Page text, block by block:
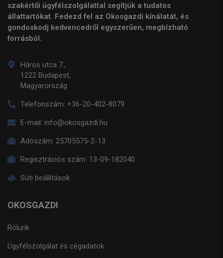
szakértői ügyfélszolgálattal segítjük a tudatos
állattartókat. Fedezd fel az Okosgazdi kínálatát, és
gondoskodj kedvencedről egyszerűen, megbízható
forrásból.
Háros utca 7.,
1222 Budapest,
Magyarország
Telefonszám: +36-20-402-8079
E-mail: info@okosgazdi.hu
Adószám: 25705575-2-13
Regisztrációs szám: 13-09-182040
Süti beállítások
OKOSGAZDI
Rólunk
Ügyfélszolgálat és cégadatok